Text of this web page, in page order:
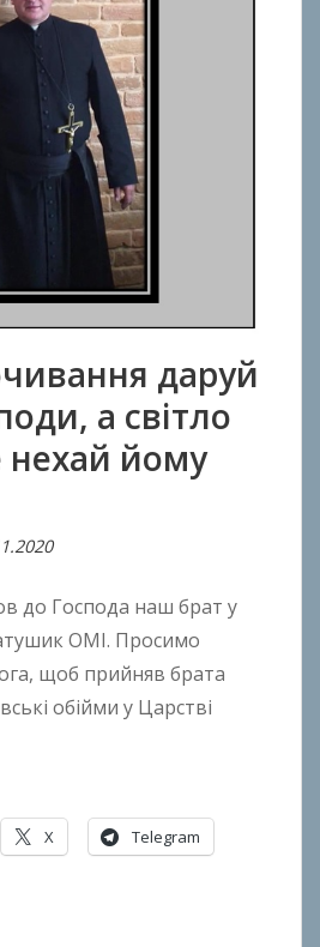
даруй
а світло
нехай йому
В
д
A
n
o
k
до Господа наш брат у
ОМІ. Просимо
щоб прийняв брата
обійми у Царстві
X Telegram